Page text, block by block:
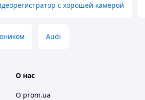
с хорошей камерой
Audi
О нас
О prom.ua